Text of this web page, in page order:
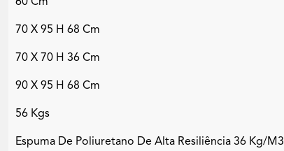
70 X 95 H 68 Cm
70 X 70 H 36 Cm
90 X 95 H 68 Cm
56 Kgs
Espuma De Poliuretano De Alta Resiliência 36 Kg/m3